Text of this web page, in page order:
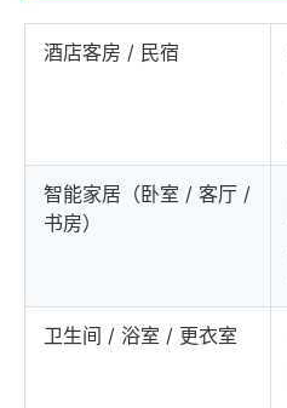
酒店客房 / 民宿
智能家居（卧室 / 客厅 /
书房）
卫生间 / 浴室 / 更衣室